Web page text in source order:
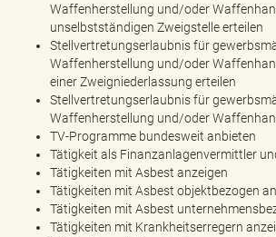
Waffenherstellung und/oder
unselbstständigen Zweigstelle erteilen
Stellvertretungserlaubnis für
Waffenherstellung und/oder
einer Zweigniederlassung erteilen
Stellvertretungserlaubnis für
Waffenherstellung und/oder
TV-Programme bundesweit anbieten
Tätigkeit als Finanzanlagenvermittler
Tätigkeiten mit Asbest anzeigen
Tätigkeiten mit Asbest objektbezogen
Tätigkeiten mit Asbest
Tätigkeiten mit Krankheitserregern